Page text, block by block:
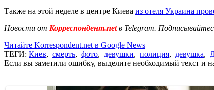
Также на этой неделе в центре Киева из отеля Украина
Новости от Корреспондент.netв Telegram.
Читайте Korrespondent.net в Google News
ТЕГИ: Киев, смерть, фото, девушки, полиция, девушка,
Если вы заметили ошибку, выделите необходимый текст и